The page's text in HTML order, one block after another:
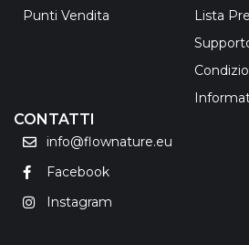
CONTATTI
info@flownature.eu
Facebook
Instagram
Punti Vendita
Lista